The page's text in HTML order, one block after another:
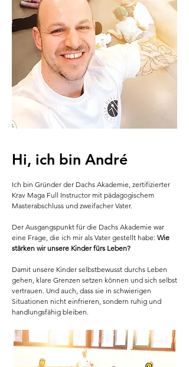
Hi, ich bin André
Ich bin Gründer der Dachs Akademie, zertifizierter
Krav Maga Full Instructor mit pädagogischem
Masterabschluss und zweifacher Vater.
Der Ausgangspunkt für die Dachs Akademie war
eine Frage, die ich mir als Vater gestellt habe: Wie
stärken wir unsere Kinder fürs Leben?
Damit unsere Kinder selbstbewusst durchs Leben
gehen, klare Grenzen setzen können und sich selbst
vertrauen. Und auch, dass sie in schwierigen
Situationen nicht einfrieren, sondern ruhig und
handlungsfähig bleiben.